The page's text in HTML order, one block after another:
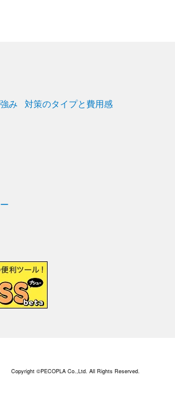
み 対策のタイプと費用感
Copyright ©PECOPLA Co.,Ltd. All Rights Reserved.